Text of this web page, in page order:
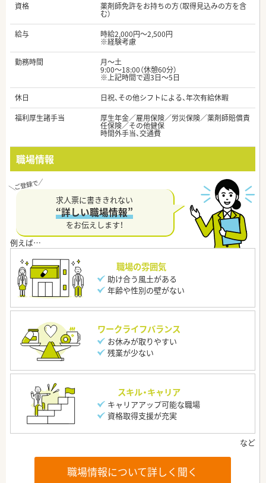
資格
薬剤師免許をお持ちの方（取得見込みの方を含
む）
給与
時給2,000円～2,500円
※経験考慮
勤務時間
月～土
9:00～18:00（休憩60分）
※上記時間で週3日～5日
休日
日祝、その他シフトによる、年次有給休暇
福利厚生諸手当
厚生年金／雇用保険／労災保険／薬剤師賠償責
任保険／その他健保
時間外手当、交通費
職場情報
求人票に書ききれない
“詳しい職場情報”
をお伝えします！
職場の雰囲気
助け合う風土がある
年齢や性別の壁がない
ワークライフバランス
お休みが取りやすい
残業が少ない
スキル・キャリア
キャリアアップ可能な職場
資格取得支援が充実
職場情報について詳しく聞く